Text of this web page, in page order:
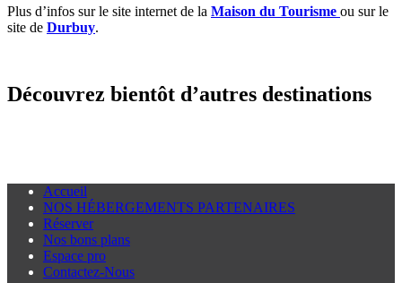
Plus d’infos sur le site internet de la Maison du Tourisme ou sur le
site de Durbuy.
Découvrez bientôt d’autres destinations
Accueil
NOS HÉBERGEMENTS PARTENAIRES
Réserver
Nos bons plans
Espace pro
Contactez-Nous